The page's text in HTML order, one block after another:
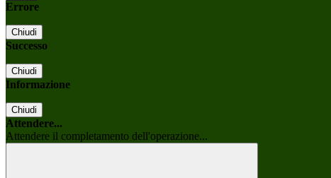
Errore
Chiudi
Successo
Chiudi
Informazione
Chiudi
Attendere...
Attendere il completamento dell'operazione...